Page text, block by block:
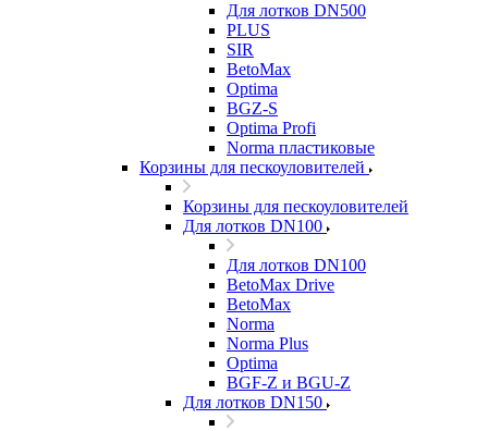
Для лотков DN500
PLUS
SIR
BetoMax
Optima
BGZ-S
Optima Profi
Norma пластиковые
Корзины для пескоуловителей
Корзины для пескоуловителей
Для лотков DN100
Для лотков DN100
BetoMax Drive
BetoMax
Norma
Norma Plus
Optima
BGF-Z и BGU-Z
Для лотков DN150